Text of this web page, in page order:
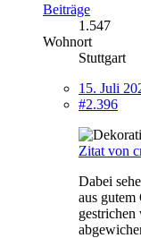
Beiträge
1.547
Wohnort
Stuttgart
15. Juli
#2.396
Zitat von
Dabei
aus gutem